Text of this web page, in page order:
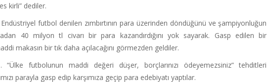
kirli” dediler.
futbol denilen zımbırtının para üzerinden döndüğünü ve şampiyonluğun
40 milyon tl civarı bir para kazandırdığını yok sayarak. Gasp edilen bir
makasın bir tık daha açılacağını görmezden geldiler.
“Ülke futbolunun maddi değeri düşer, borçlarınızı ödeyemezsiniz” tehditleri
parayla gasp edip karşımıza geçip para edebiyatı yaptılar.